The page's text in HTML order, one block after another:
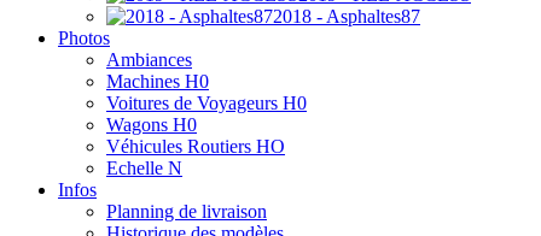
2018 - Asphaltes87
Photos
Ambiances
Machines H0
Voitures de Voyageurs H0
Wagons H0
Véhicules Routiers HO
Echelle N
Infos
Planning de livraison